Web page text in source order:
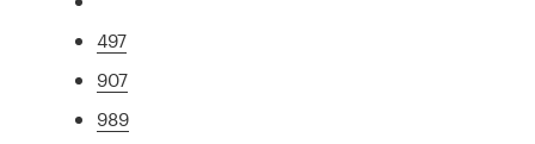
497
907
989